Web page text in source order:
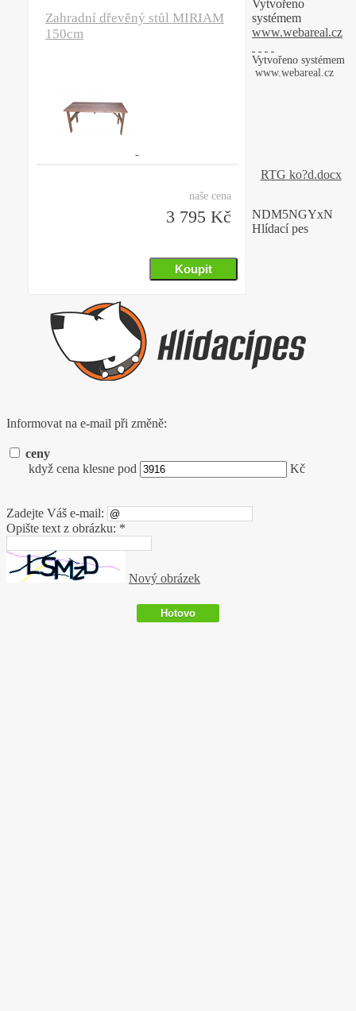
Zahradní dřevěný stůl MIRIAM
150cm
naše cena
3 795 Kč
Vytvořeno
systémem
www.webareal.cz
Vytvořeno systémem
www.webareal.cz
RTG ko?d.docx
NDM5NGYxN
Hlídací pes
Informovat na e-mail při změně:
ceny
když cena klesne pod
Kč
Zadejte Váš e-mail:
Opište text z obrázku: *
Nový obrázek